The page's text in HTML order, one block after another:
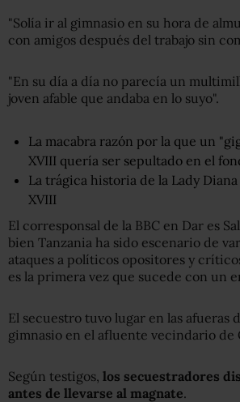
"Solía ir al gimnasio en su hora de
con amigos después del trabajo sin
"En su día a día no parecía un
joven afable que andaba en lo suyo".
La macabra razón por la que un
XVIII quería ser sepultado en el
La trágica historia de la Lady
XVIII
El corresponsal de la BBC en Dar es
bien Tanzania ha sido escenario de
ataques a políticos opositores y
es la primera vez que sucede con un
El secuestro tuvo lugar en las afueras
gimnasio en el afluente vecindario de
Según testigos, los secuestradores
antes de llevarse al magnate.